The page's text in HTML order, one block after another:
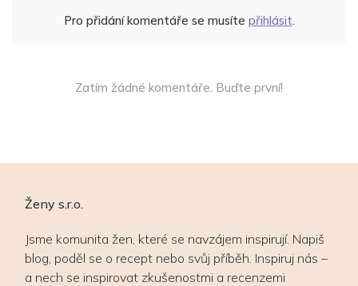
Pro přidání komentáře se musíte přihlásit.
Zatím žádné komentáře. Buďte první!
Ženy s.r.o.
Jsme komunita žen, které se navzájem inspirují. Napiš
blog, poděl se o recept nebo svůj příběh. Inspiruj nás –
a nech se inspirovat zkušenostmi a recenzemi